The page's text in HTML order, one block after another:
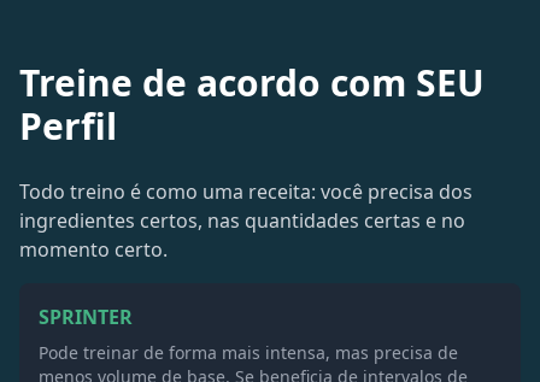
Treine de acordo com SEU
Perfil
Todo treino é como uma receita: você precisa dos
ingredientes certos, nas quantidades certas e no
momento certo.
SPRINTER
Pode treinar de forma mais intensa, mas precisa de
menos volume de base. Se beneficia de intervalos de